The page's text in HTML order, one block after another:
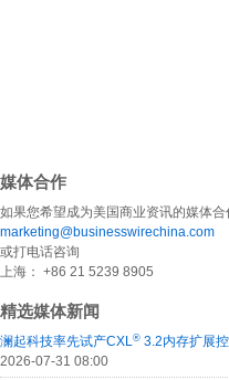
媒体合作
如果您希望成为美国商业资讯的媒体合
marketing@businesswirechina.com
或打电话咨询
上海： +86 21 5239 8905
精选媒体新闻
澜起科技率先试产CXL® 3.2内存扩展
2026-07-31 08:00